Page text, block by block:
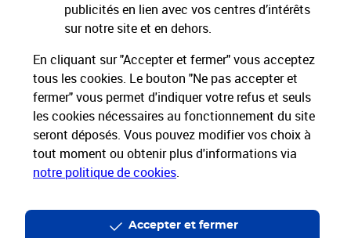
publicités en lien avec vos centres d’intérêts
sur notre site et en dehors.
En cliquant sur "Accepter et fermer" vous acceptez
tous les cookies. Le bouton "Ne pas accepter et
fermer" vous permet d'indiquer votre refus et seuls
les cookies nécessaires au fonctionnement du site
seront déposés. Vous pouvez modifier vos choix à
tout moment ou obtenir plus d'informations via
notre politique de cookies.
Accepter et fermer
Nos Services
Nos Produits
La Poste vous accompagne
La Poste recrute